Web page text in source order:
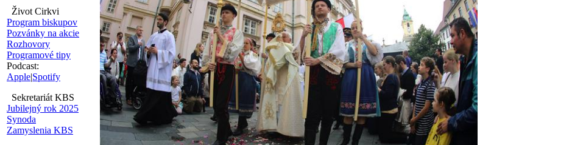
Život Cirkvi
Program biskupov
Pozvánky na akcie
Rozhovory
Programové tipy
Podcast:
Apple|Spotify
Sekretariát KBS
Jubilejný rok 2025
Synoda
Zamyslenia KBS